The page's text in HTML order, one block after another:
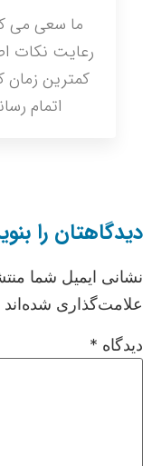
ما سعی می
رعایت نکات
کمترین زمان
اتمام
دیدگاهتان را
نشانی ایمیل شما
علامت‌گذاری شده‌اند
دیدگاه *